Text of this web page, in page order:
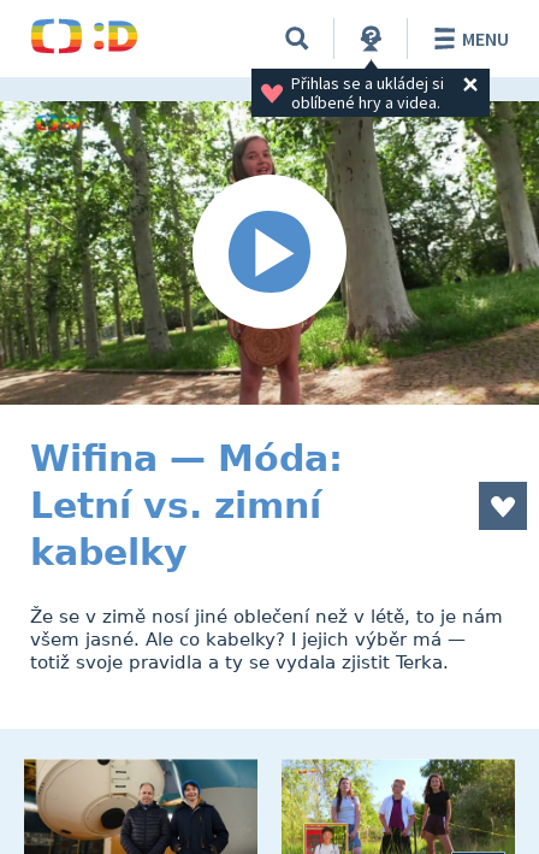
Přihlas se a ukládej si
oblíbené hry a videa.
MENU
Wifina — Móda:
Letní vs. zimní
kabelky
Že se v zimě nosí jiné oblečení než v létě, to je nám
všem jasné. Ale co kabelky? I jejich výběr má —
totiž svoje pravidla a ty se vydala zjistit Terka.